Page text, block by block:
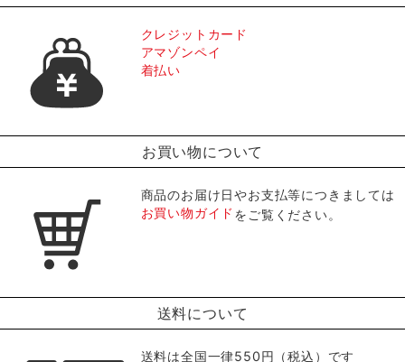
クレジットカード
アマゾンペイ
着払い
お買い物について
商品のお届け日やお支払等につきましては
お買い物ガイド をご覧ください。
送料について
送料は全国一律550円（税込）です